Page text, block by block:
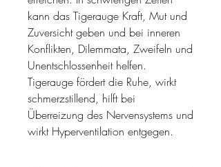
kann das Tigerauge Kraft, Mut und
Zuversicht geben und bei inneren
Konflikten, Dilemmata, Zweifeln und
Unentschlossenheit helfen.
Tigerauge fördert die Ruhe, wirkt
schmerzstillend, hilft bei
Überreizung des Nervensystems und
wirkt Hyperventilation entgegen.